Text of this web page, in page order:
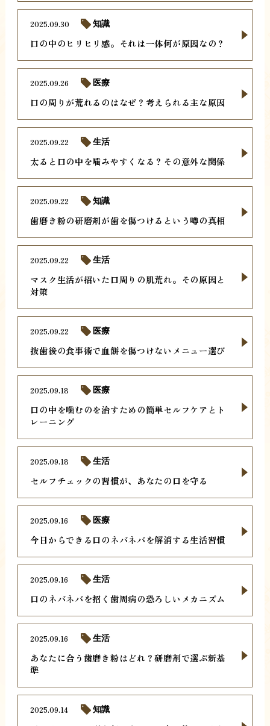
口の中のヒリヒリ感。それは一体何が原因なの？
2025.09.30 知識
口の周りが荒れるのはなぜ？考えられる主な原因
2025.09.26 医療
太ると口の中を噛みやすくなる？その意外な関係
2025.09.22 生活
歯磨き粉の研磨剤が歯を傷つけるという噂の真相
2025.09.22 知識
マスク生活が招いた口周りの肌荒れ。その原因と
対策
2025.09.22 生活
抜歯後の食事術で血餅を傷つけないメニュー選び
2025.09.22 医療
口の中を噛むのを治すための簡単セルフケアとト
レーニング
2025.09.18 医療
セルフチェックの習慣が、あなたの口を守る
2025.09.18 生活
今日からできる口のネバネバを解消する生活習慣
2025.09.16 医療
口のネバネバを招く歯周病の恐ろしいメカニズム
2025.09.16 生活
あなたに合う歯磨き粉はどれ？研磨剤で選ぶ新基
準
2025.09.16 生活
2025.09.14 知識